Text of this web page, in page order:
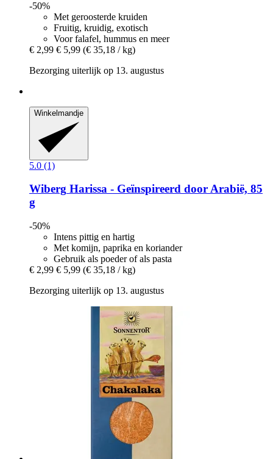
-50%
Met geroosterde kruiden
Fruitig, kruidig, exotisch
Voor falafel, hummus en meer
€ 2,99 € 5,99 (€ 35,18 / kg)
Bezorging uiterlijk op 13. augustus
Winkelmandje
5.0 (1)
Wiberg Harissa -​ Geïnspireerd door Arabië, 85
g
-50%
Intens pittig en hartig
Met komijn, paprika en koriander
Gebruik als poeder of als pasta
€ 2,99 € 5,99 (€ 35,18 / kg)
Bezorging uiterlijk op 13. augustus